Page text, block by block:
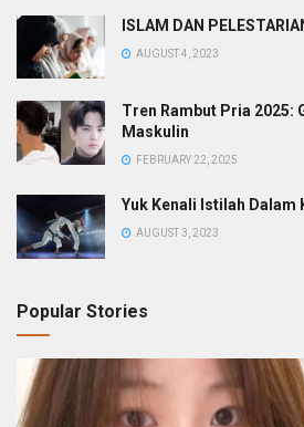
ISLAM DAN
AUGUST 4, 2023
Tren Rambut Pria 2025:
Maskulin
FEBRUARY 22, 2025
Yuk Kenali Istilah Dalam
AUGUST 3, 2023
Popular Stories